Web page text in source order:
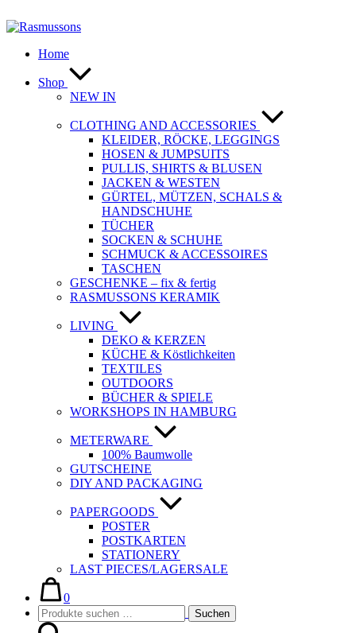
Inhalt
Home
Shop
NEW IN
CLOTHING AND ACCESSORIES
KLEIDER, RÖCKE, LEGGINGS
HOSEN & JUMPSUITS
PULLIS, SHIRTS & BLUSEN
JACKEN & WESTEN
GÜRTEL, MÜTZEN, SCHALS &
HANDSCHUHE
TÜCHER
SOCKEN & SCHUHE
SCHMUCK & ACCESSOIRES
TASCHEN
GESCHENKE – fix & fertig
RASMUSSONS KERAMIK
LIVING
DEKO & KERZEN
KÜCHE & Köstlichkeiten
TEXTILES
OUTDOORS
BÜCHER & SPIELE
WORKSHOPS IN HAMBURG
METERWARE
100% Baumwolle
GUTSCHEINE
DIY AND PACKAGING
PAPERGOODS
POSTER
POSTKARTEN
STATIONERY
LAST PIECES/LAGERSALE
Warenkorb
0im
Warenkorb
Suche-
Schalter
Suchen
nach:
Suchen